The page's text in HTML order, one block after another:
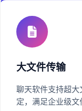
大文件传输
聊天软件支持超
定，满足企业级文